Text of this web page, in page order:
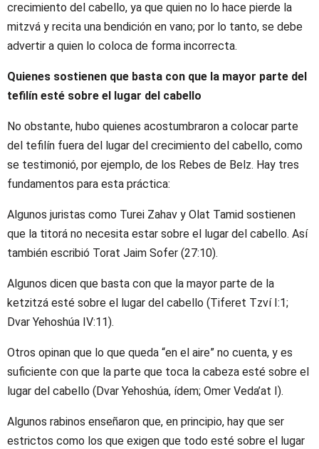
crecimiento del cabello, ya que quien no lo hace pierde la
mitzvá y recita una bendición en vano; por lo tanto, se debe
advertir a quien lo coloca de forma incorrecta.
Quienes sostienen que basta con que la mayor parte del
tefilín esté sobre el lugar del cabello
No obstante, hubo quienes acostumbraron a colocar parte
del tefilín fuera del lugar del crecimiento del cabello, como
se testimonió, por ejemplo, de los Rebes de Belz. Hay tres
fundamentos para esta práctica:
Algunos juristas como Turei Zahav y Olat Tamid sostienen
que la titorá no necesita estar sobre el lugar del cabello. Así
también escribió Torat Jaim Sofer (27:10).
Algunos dicen que basta con que la mayor parte de la
ketzitzá esté sobre el lugar del cabello (Tiferet Tzví I:1;
Dvar Yehoshúa IV:11).
Otros opinan que lo que queda “en el aire” no cuenta, y es
suficiente con que la parte que toca la cabeza esté sobre el
lugar del cabello (Dvar Yehoshúa, ídem; Omer Veda’at I).
Algunos rabinos enseñaron que, en principio, hay que ser
estrictos como los que exigen que todo esté sobre el lugar